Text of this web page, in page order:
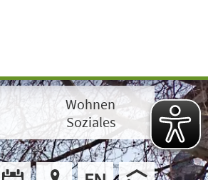
Wohnen
Soziales